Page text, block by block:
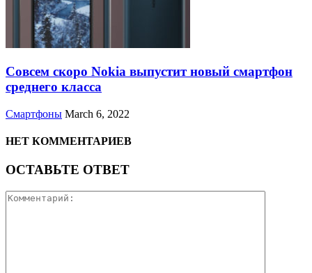
Совсем скоро Nokia выпустит новый смартфон
среднего класса
Смартфоны March 6, 2022
НЕТ КОММЕНТАРИЕВ
ОСТАВЬТЕ ОТВЕТ